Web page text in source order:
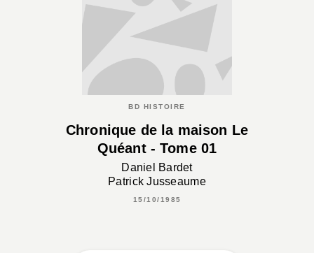
BD HISTOIRE
Chronique de la maison Le
Quéant - Tome 01
Daniel Bardet
Patrick Jusseaume
15/10/1985